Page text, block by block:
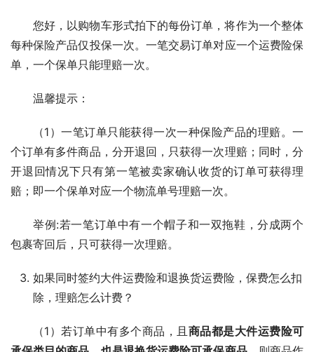
您好，以购物车形式拍下的每份订单，将作为一个整体
每种保险产品仅投保一次。一笔交易订单对应一个运费险保
单，一个保单只能理赔一次。
温馨提示：
（1）一笔订单只能获得一次一种保险产品的理赔。一
个订单有多件商品，分开退回，只获得一次理赔；同时，分
开退回情况下只有第一笔被卖家确认收货的订单可获得理
赔；即一个保单对应一个物流单号理赔一次。
举例:若一笔订单中有一个帽子和一双拖鞋，分成两个
包裹寄回后，只可获得一次理赔。
如果同时签约大件运费险和退换货运费险，保费怎么扣
除，理赔怎么计费？
（1）若订单中有多个商品，且 商品都是大件运费险可